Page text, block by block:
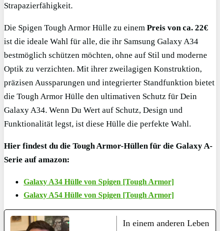
Strapazierfähigkeit.
Die Spigen Tough Armor Hülle zu einem Preis von ca. 22€
ist die ideale Wahl für alle, die ihr Samsung Galaxy A34
bestmöglich schützen möchten, ohne auf Stil und moderne
Optik zu verzichten. Mit ihrer zweilagigen Konstruktion,
präzisen Aussparungen und integrierter Standfunktion bietet
die Tough Armor Hülle den ultimativen Schutz für Dein
Galaxy A34. Wenn Du Wert auf Schutz, Design und
Funktionalität legst, ist diese Hülle die perfekte Wahl.
Hier findest du die Tough Armor-Hüllen für die Galaxy A-
Serie auf amazon:
Galaxy A34 Hülle von Spigen [Tough Armor]
Galaxy A54 Hülle von Spigen [Tough Armor]
In einem anderen Leben